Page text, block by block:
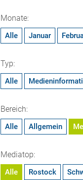
Monate:
Alle Januar
Typ:
Alle
Bereich:
Alle Allgemein
Mediatop:
Alle Rostock